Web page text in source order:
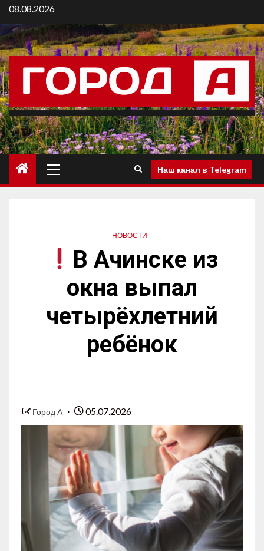
08.08.2026
Наш канал в Telegram
НОВОСТИ
В Ачинске из
окна выпал
четырёхлетний
ребёнок
Город А 05.07.2026